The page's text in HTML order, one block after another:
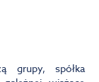
grupy, spółka